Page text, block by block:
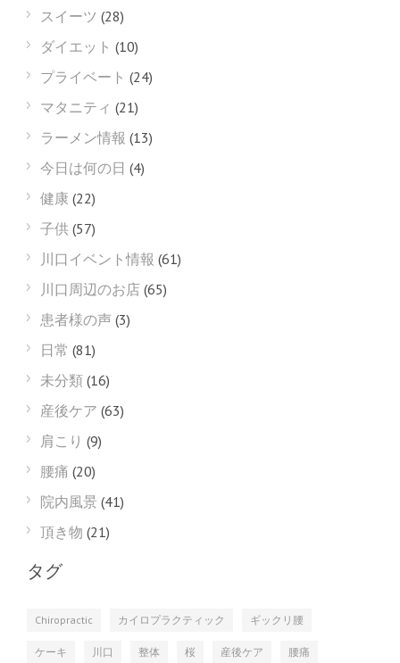
スイーツ (28)
ダイエット (10)
プライベート (24)
マタニティ (21)
ラーメン情報 (13)
今日は何の日 (4)
健康 (22)
子供 (57)
川口イベント情報 (61)
川口周辺のお店 (65)
患者様の声 (3)
日常 (81)
未分類 (16)
産後ケア (63)
肩こり (9)
腰痛 (20)
院内風景 (41)
頂き物 (21)
タグ
Chiropractic カイロプラクティック ギックリ腰
ケーキ 川口 整体 桜 産後ケア 腰痛